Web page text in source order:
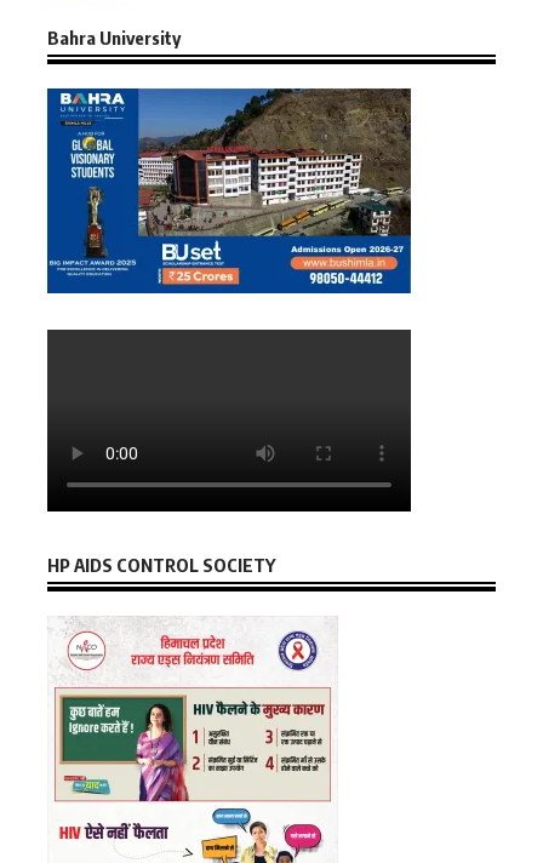
Bahra University
HP AIDS CONTROL SOCIETY